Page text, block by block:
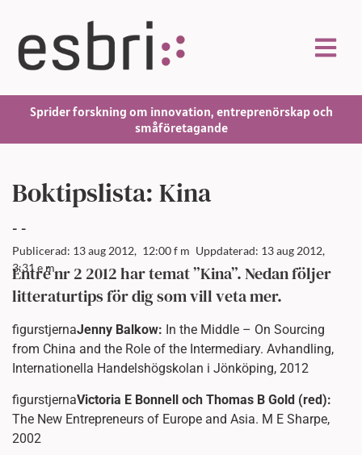
Sprider forskning om innovation, entreprenörskap och
småföretagande
Boktipslista: Kina
- -
Publicerad: 13 aug 2012, 12:00 f m Uppdaterad: 13 aug 2012,
3:31 e m
Entré nr 2 2012 har temat ”Kina”. Nedan följer
litteraturtips för dig som vill veta mer.
figurstjernaJenny Balkow: In the Middle – On Sourcing
from China and the Role of the Intermediary. Avhandling,
Internationella Handelshögskolan i Jönköping, 2012
figurstjernaVictoria E Bonnell och Thomas B Gold (red):
The New Entrepreneurs of Europe and Asia. M E Sharpe,
2002